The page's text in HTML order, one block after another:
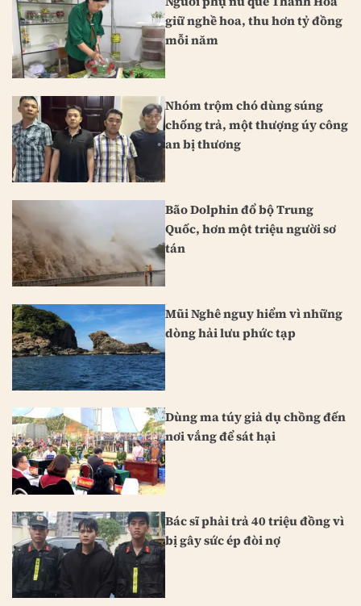
giữ nghề hoa, thu hơn tỷ đồng
mỗi năm
Nhóm trộm chó dùng súng
chống trả, một thượng úy công
an bị thương
Bão Dolphin đổ bộ Trung
Quốc, hơn một triệu người sơ
tán
Mũi Nghê nguy hiểm vì những
dòng hải lưu phức tạp
Dùng ma túy giả dụ chồng đến
nơi vắng để sát hại
Bác sĩ phải trả 40 triệu đồng vì
bị gây sức ép đòi nợ